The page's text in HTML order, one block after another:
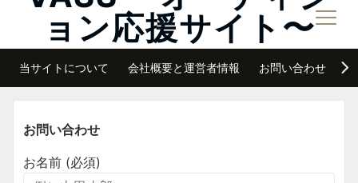
ョン応援サイト〜メニュー
当サイトについて 会社概要と運営者情報 お問い合わせ
お問い合わせ
お名前 (必須)